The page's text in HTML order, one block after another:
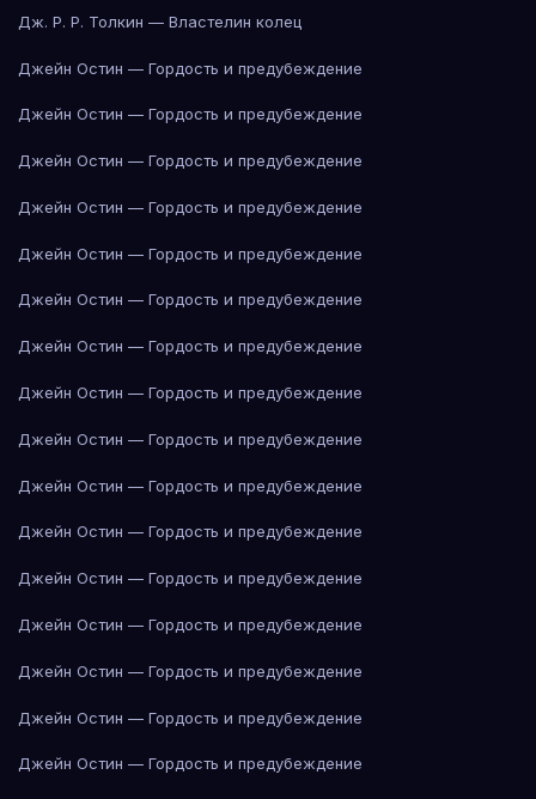
Дж. Р. Р. Толкин — Властелин колец
Джейн Остин — Гордость и предубеждение
Джейн Остин — Гордость и предубеждение
Джейн Остин — Гордость и предубеждение
Джейн Остин — Гордость и предубеждение
Джейн Остин — Гордость и предубеждение
Джейн Остин — Гордость и предубеждение
Джейн Остин — Гордость и предубеждение
Джейн Остин — Гордость и предубеждение
Джейн Остин — Гордость и предубеждение
Джейн Остин — Гордость и предубеждение
Джейн Остин — Гордость и предубеждение
Джейн Остин — Гордость и предубеждение
Джейн Остин — Гордость и предубеждение
Джейн Остин — Гордость и предубеждение
Джейн Остин — Гордость и предубеждение
Джейн Остин — Гордость и предубеждение